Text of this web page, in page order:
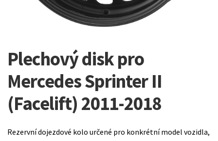
Plechový disk pro
Mercedes Sprinter II
(Facelift) 2011-2018
Rezervní dojezdové kolo určené pro konkrétní model vozidla,